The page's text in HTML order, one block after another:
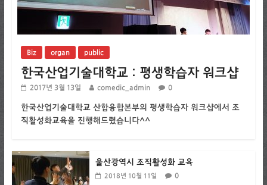
Biz organ public
한국산업기술대학교 : 평생학습자 워크샵
2017년 3월 13일 comedic_admin 0
한국산업기술대학교 산합융합본부의 평생학습자 워크샵에서 조
직활성화교육을 진행해드렸습니다^^
울산광역시 조직활성화 교육
2018년 10월 11일 0